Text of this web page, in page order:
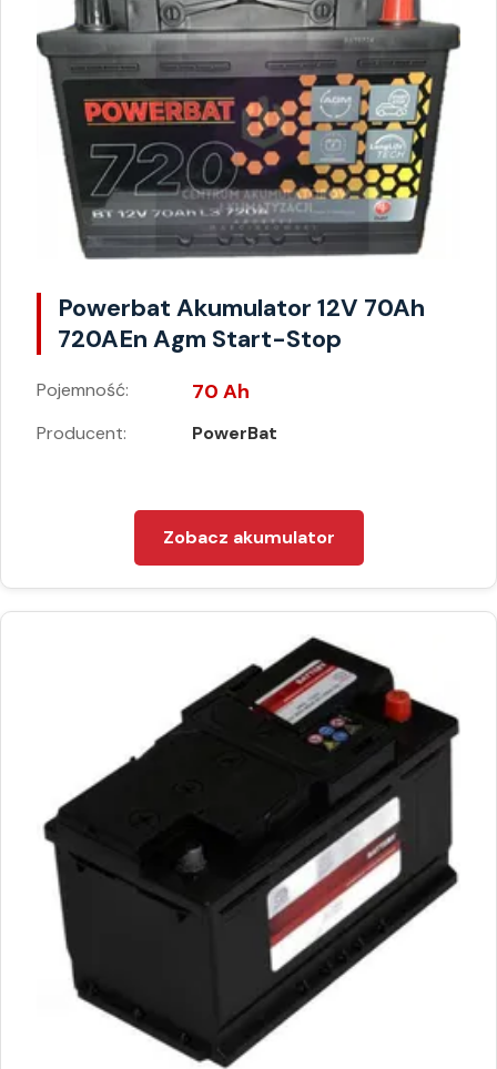
Powerbat Akumulator 12V 70Ah
720AEn Agm Start-Stop
Pojemność: 70 Ah
Producent: PowerBat
Zobacz akumulator